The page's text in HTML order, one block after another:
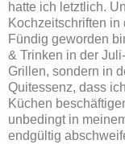
hatte ich letztlich.
Kochzeitschriften in
Fündig geworden
& Trinken in der
Grillen, sondern in
Quitessenz, dass
Küchen
unbedingt in
endgültig